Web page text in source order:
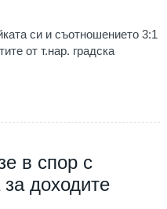
си и съотношението 3:1
от т.нар. градска
в спор с
доходите